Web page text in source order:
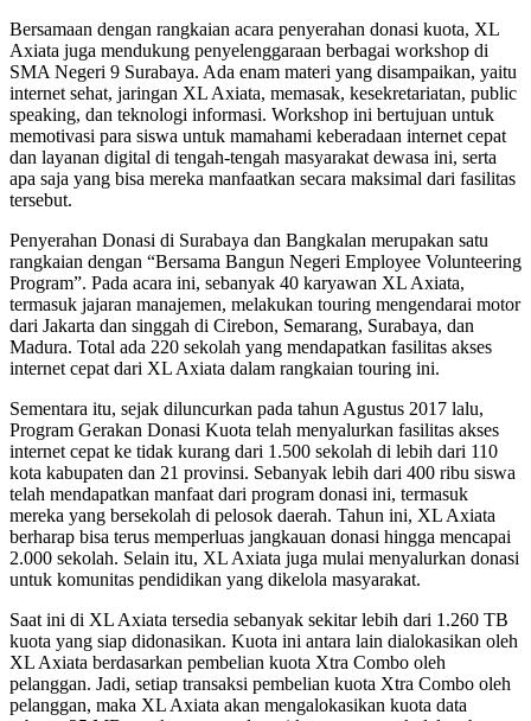
Bersamaan dengan rangkaian acara penyerahan donasi kuota, XL
Axiata juga mendukung penyelenggaraan berbagai workshop di
SMA Negeri 9 Surabaya. Ada enam materi yang disampaikan, yaitu
internet sehat, jaringan XL Axiata, memasak, kesekretariatan, public
speaking, dan teknologi informasi. Workshop ini bertujuan untuk
memotivasi para siswa untuk mamahami keberadaan internet cepat
dan layanan digital di tengah-tengah masyarakat dewasa ini, serta
apa saja yang bisa mereka manfaatkan secara maksimal dari fasilitas
tersebut.
Penyerahan Donasi di Surabaya dan Bangkalan merupakan satu
rangkaian dengan “Bersama Bangun Negeri Employee Volunteering
Program”. Pada acara ini, sebanyak 40 karyawan XL Axiata,
termasuk jajaran manajemen, melakukan touring mengendarai motor
dari Jakarta dan singgah di Cirebon, Semarang, Surabaya, dan
Madura. Total ada 220 sekolah yang mendapatkan fasilitas akses
internet cepat dari XL Axiata dalam rangkaian touring ini.
Sementara itu, sejak diluncurkan pada tahun Agustus 2017 lalu,
Program Gerakan Donasi Kuota telah menyalurkan fasilitas akses
internet cepat ke tidak kurang dari 1.500 sekolah di lebih dari 110
kota kabupaten dan 21 provinsi. Sebanyak lebih dari 400 ribu siswa
telah mendapatkan manfaat dari program donasi ini, termasuk
mereka yang bersekolah di pelosok daerah. Tahun ini, XL Axiata
berharap bisa terus memperluas jangkauan donasi hingga mencapai
2.000 sekolah. Selain itu, XL Axiata juga mulai menyalurkan donasi
untuk komunitas pendidikan yang dikelola masyarakat.
Saat ini di XL Axiata tersedia sebanyak sekitar lebih dari 1.260 TB
kuota yang siap didonasikan. Kuota ini antara lain dialokasikan oleh
XL Axiata berdasarkan pembelian kuota Xtra Combo oleh
pelanggan. Jadi, setiap transaksi pembelian kuota Xtra Combo oleh
pelanggan, maka XL Axiata akan mengalokasikan kuota data